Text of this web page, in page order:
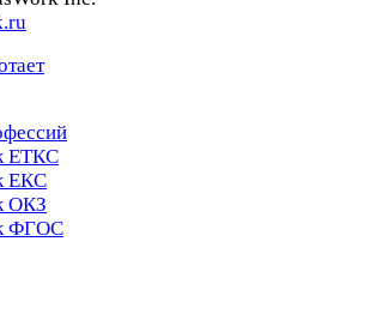
ЕТКС
ЕКС
ОКЗ
ФГОС